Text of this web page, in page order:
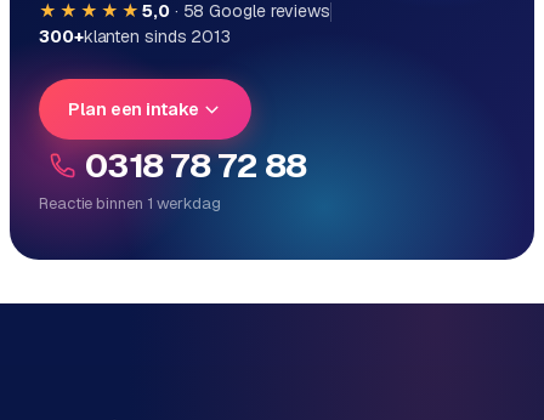
★★★★★ 5,0· 58 Google reviews
300+klanten sinds 2013
Plan een intake
0318 78 72 88
Reactie binnen 1 werkdag
Direct persoonlijk contact, geen ticketsysteem